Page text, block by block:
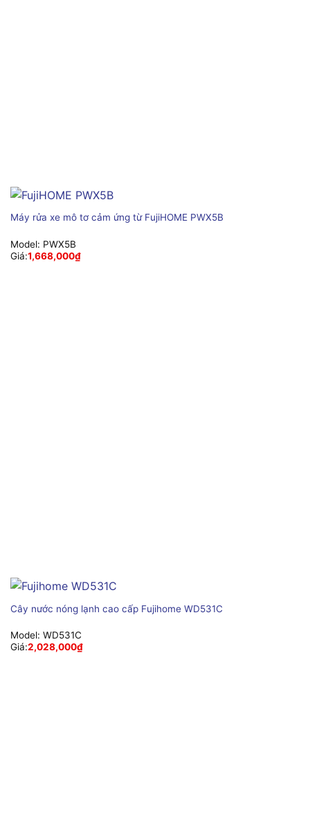
Máy rửa xe mô tơ cảm ứng từ FujiHOME PWX5B
Model: PWX5B
Giá:1,668,000₫
Cây nước nóng lạnh cao cấp Fujihome WD531C
Model: WD531C
Giá:2,028,000₫